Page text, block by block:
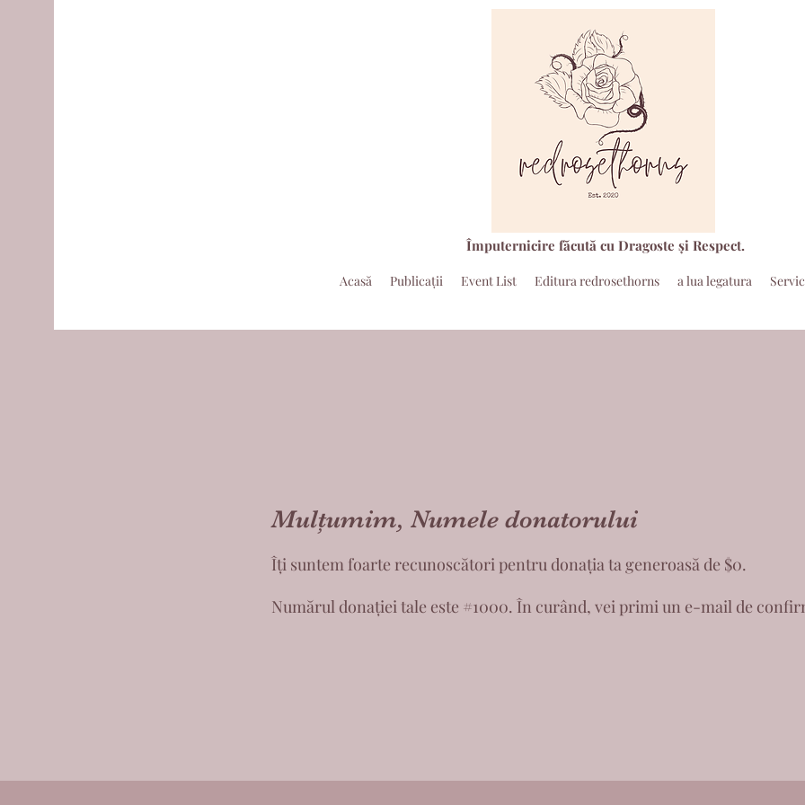
Acasă Publicaţii Event List Editura redrosethorns a lua legatura
Împuternicire făcută cu Dragoste și Respect.
Mulțumim, Numele donatorului
Îți suntem foarte recunoscători pentru donația ta generoasă de $0.
Numărul donației tale este #1000. În curând, vei primi un e-mail de